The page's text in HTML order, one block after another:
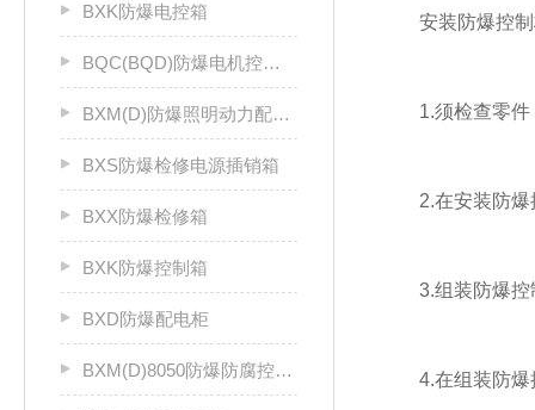
BXK防爆电控箱
BQC(BQD)防爆电机控制器
BXM(D)防爆照明动力配电箱
BXS防爆检修电源插销箱
BXX防爆检修箱
BXK防爆控制箱
BXD防爆配电柜
BXM(D)8050防爆防腐控制配电箱
安装防爆控制
1.须检查零件，
2.在安装防爆控
3.组装防爆控制
4.在组装防爆控